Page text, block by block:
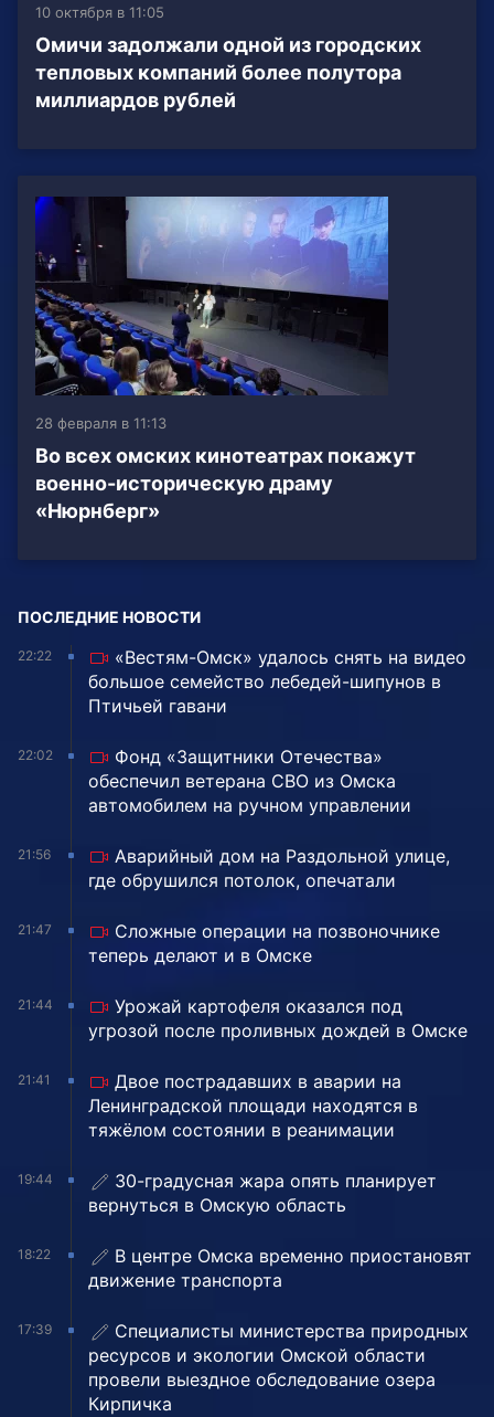
10 октября в 11:05
Омичи задолжали одной из городских
тепловых компаний более полутора
миллиардов рублей
28 февраля в 11:13
Во всех омских кинотеатрах покажут
военно-историческую драму
«Нюрнберг»
ПОСЛЕДНИЕ НОВОСТИ
22:22
«Вестям-Омск» удалось снять на видео
большое семейство лебедей-шипунов в
Птичьей гавани
22:02
Фонд «Защитники Отечества»
обеспечил ветерана СВО из Омска
автомобилем на ручном управлении
21:56
Аварийный дом на Раздольной улице,
где обрушился потолок, опечатали
21:47
Сложные операции на позвоночнике
теперь делают и в Омске
21:44
Урожай картофеля оказался под
угрозой после проливных дождей в Омске
21:41
Двое пострадавших в аварии на
Ленинградской площади находятся в
тяжёлом состоянии в реанимации
19:44
30-градусная жара опять планирует
вернуться в Омскую область
18:22
В центре Омска временно приостановят
движение транспорта
17:39
Специалисты министерства природных
ресурсов и экологии Омской области
провели выездное обследование озера
Кирпичка